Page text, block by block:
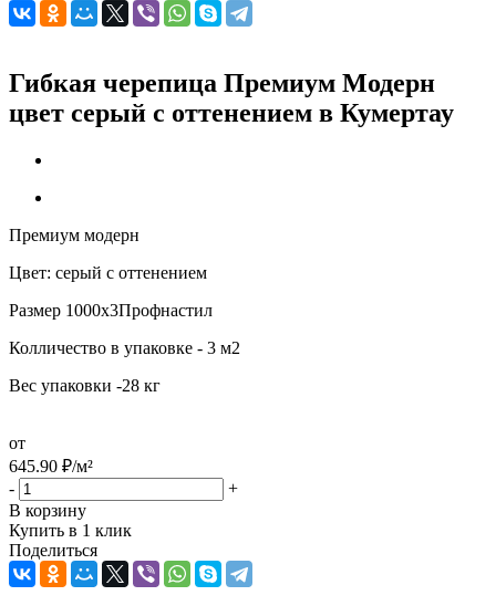
Гибкая черепица Премиум Модерн
цвет серый с оттенением в Кумертау
Премиум модерн
Цвет: серый с оттенением
Размер 1000х3Профнастил
Колличество в упаковке - 3 м2
Вес упаковки -28 кг
от
645.90 ₽/м²
-
+
В корзину
Купить в 1 клик
Поделиться